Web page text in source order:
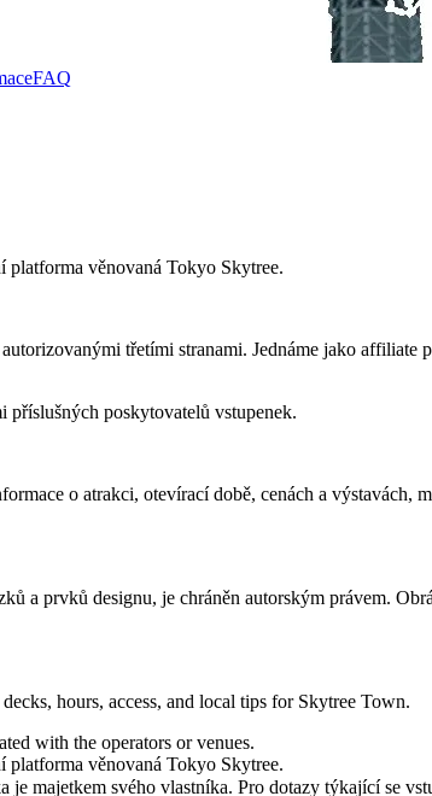
FAQ
platforma věnovaná Tokyo Skytree.
třetími stranami. Jednáme jako
příslušných poskytovatelů vstupenek.
o atrakci, otevírací době, cenách a
a prvků designu, je chráněn autorským právem.
hours, access, and local tips for Skytree Town.
with the operators or venues.
platforma věnovaná Tokyo Skytree.
je majetkem svého vlastníka. Pro dotazy týkající se